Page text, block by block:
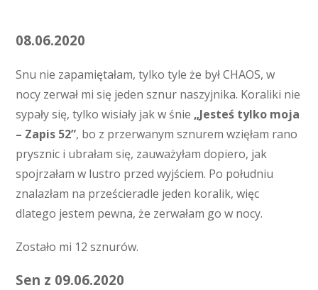
08.06.2020
Snu nie zapamiętałam, tylko tyle że był CHAOS, w
nocy zerwał mi się jeden sznur naszyjnika. Koraliki nie
sypały się, tylko wisiały jak w śnie „Jesteś tylko moja
– Zapis 52”, bo z przerwanym sznurem wzięłam rano
prysznic i ubrałam się, zauważyłam dopiero, jak
spojrzałam w lustro przed wyjściem. Po południu
znalazłam na prześcieradle jeden koralik, więc
dlatego jestem pewna, że zerwałam go w nocy.
Zostało mi 12 sznurów.
Sen z 09.06.2020